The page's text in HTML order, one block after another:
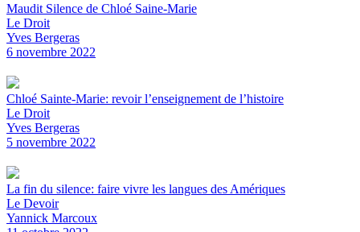
Maudit Silence de Chloé Saine-Marie
Le Droit
Yves Bergeras
6 novembre 2022
Chloé Sainte-Marie: revoir l’enseignement de l’histoire
Le Droit
Yves Bergeras
5 novembre 2022
La fin du silence: faire vivre les langues des Amériques
Le Devoir
Yannick Marcoux